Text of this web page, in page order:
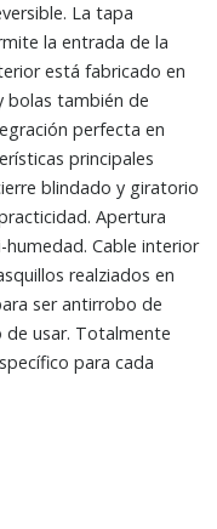
La tapa
la entrada de la
está fabricado en
bolas también de
perfecta en
principales
blindado y giratorio
Apertura
Cable interior
realziados en
ser antirrobo de
usar. Totalmente
para cada